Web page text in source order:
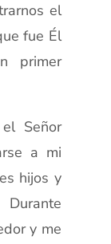
el
fue Él
primer
Señor
a mi
hijos y
y me